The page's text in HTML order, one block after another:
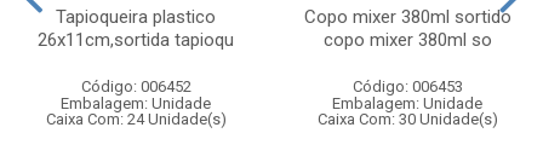
Tapioqueira plastico
26x11cm,sortida tapioqu
Código: 006452
Embalagem: Unidade
Caixa Com: 24 Unidade(s)
Copo mixer 380ml sortido
copo mixer 380ml so
Código: 006453
Embalagem: Unidade
Caixa Com: 30 Unidade(s)